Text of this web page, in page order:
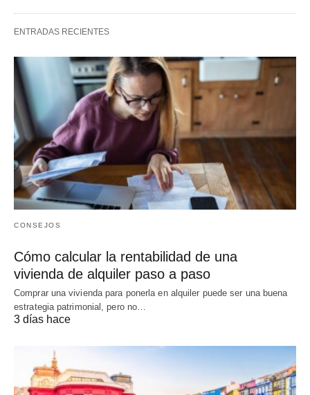
ENTRADAS RECIENTES
CONSEJOS
Cómo calcular la rentabilidad de una
vivienda de alquiler paso a paso
Comprar una vivienda para ponerla en alquiler puede ser una buena
estrategia patrimonial, pero no…
3 días hace